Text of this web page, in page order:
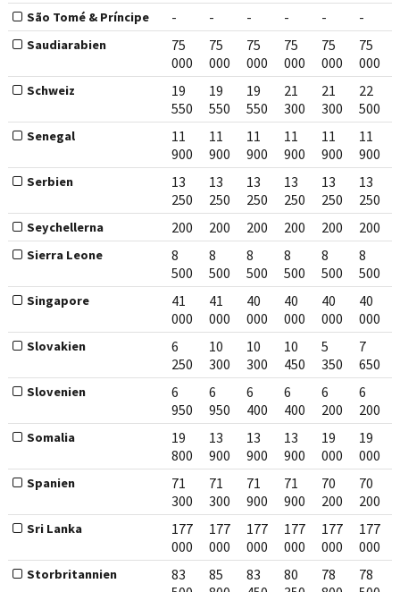
São Tomé & Príncipe - - - - - -
Saudiarabien
75
000
75
000
75
000
75
000
75
000
75
000
Schweiz
19
550
19
550
19
550
21
300
21
300
22
500
Senegal
11
900
11
900
11
900
11
900
11
900
11
900
Serbien
13
250
13
250
13
250
13
250
13
250
13
250
Seychellerna 200 200 200 200 200 200
Sierra Leone
8
500
8
500
8
500
8
500
8
500
8
500
Singapore
41
000
41
000
40
000
40
000
40
000
40
000
Slovakien
6
250
10
300
10
300
10
450
5
350
7
650
Slovenien
6
950
6
950
6
400
6
400
6
200
6
200
Somalia
19
800
13
900
13
900
13
900
19
000
19
000
Spanien
71
300
71
300
71
900
71
900
70
200
70
200
Sri Lanka
177
000
177
000
177
000
177
000
177
000
177
000
Storbritannien
83
85
83
80
78
78